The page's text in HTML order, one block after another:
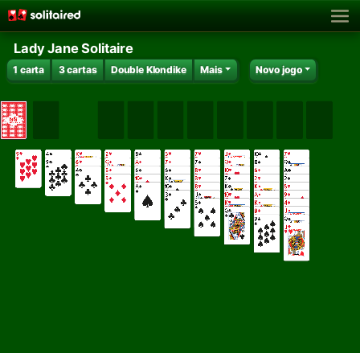
Lady Jane Solitaire
1 carta 3 cartas Double Klondike Mais Novo jogo